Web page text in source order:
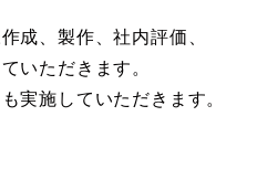
成、製作、社内評価、
いただきます。
実施していただきます。